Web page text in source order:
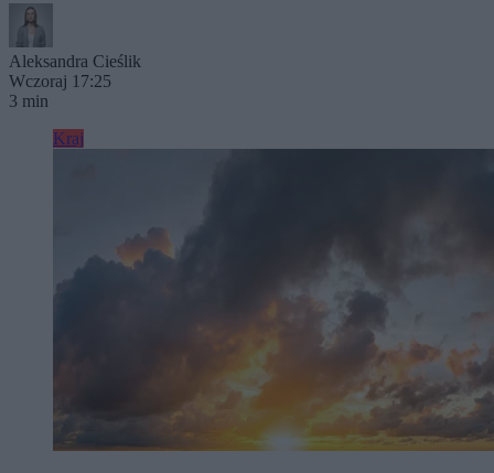
Aleksandra Cieślik
Wczoraj 17:25
3 min
Kraj